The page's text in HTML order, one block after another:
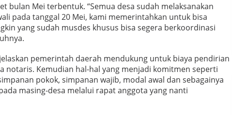
bulan Mei terbentuk. “Semua desa sudah melaksanakan
pada tanggal 20 Mei, kami memerintahkan untuk bisa
yang sudah musdes khusus bisa segera berkoordinasi
pemerintah daerah mendukung untuk biaya pendirian
notaris. Kemudian hal-hal yang menjadi komitmen seperti
pokok, simpanan wajib, modal awal dan sebagainya
masing-desa melalui rapat anggota yang nanti